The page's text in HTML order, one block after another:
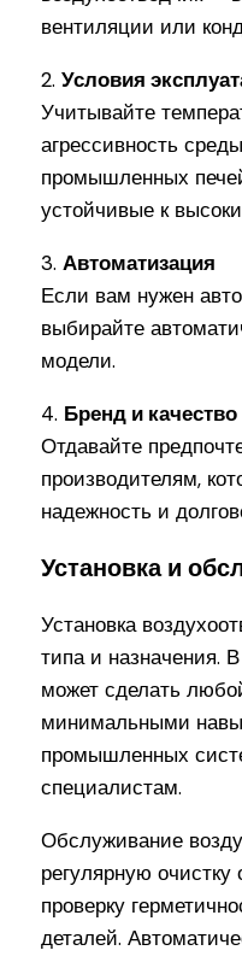
вентиляции или
2.Условия
Учитывайте
агрессивность
промышленных
устойчивые к
3.Автоматизация
Если вам нужен
выбирайте
модели.
4. Бренд и качество
Отдавайте
производителям,
надежность и
Установка и
Установка
типа и назначения.
может сделать
минимальными
промышленных
специалистам.
Обслуживание
регулярную очистку
проверку
деталей.